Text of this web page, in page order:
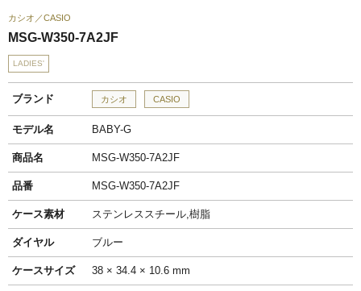
カシオ CASIO
MSG-W350-7A2JF
LADIES'
ブランド カシオ CASIO
モデル名 BABY-G
商品名 MSG-W350-7A2JF
品番 MSG-W350-7A2JF
ケース素材 ステンレススチール,樹脂
ダイヤル ブルー
ケースサイズ 38 × 34.4 × 10.6 mm